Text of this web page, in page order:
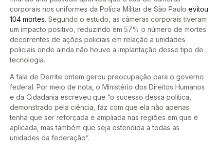
corporais nos uniformes da Polícia Militar de São Paulo evitou
104 mortes. Segundo o estudo, as câmeras corporais tiveram
um impacto positivo, reduzindo em 57% o número de mortes
decorrentes de ações policiais em relação a unidades
policiais onde ainda não houve a implantação desse tipo de
tecnologia.
A fala de Derrite ontem gerou preocupação para o governo
federal. Por meio de nota, o Ministério dos Direitos Humanos
e da Cidadania escreveu que “o sucesso dessa política,
demonstrado pela ciência, faz com que ela não apenas
tenha que ser reforçada e ampliada nas regiões em que é
aplicada, mas também que seja estendida a todas as
unidades da federação”.